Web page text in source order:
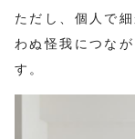
ただし、個人で
わぬ怪我につな
す。